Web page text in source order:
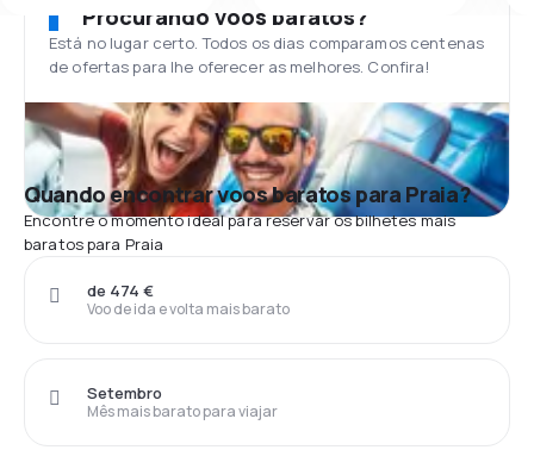
Procurando voos baratos?
Está no lugar certo. Todos os dias comparamos centenas
de ofertas para lhe oferecer as melhores. Confira!
Quando encontrar voos baratos para Praia?
Encontre o momento ideal para reservar os bilhetes mais
baratos para Praia
Voo de ida e volta mais barato
de 474 €
Mês mais barato para viajar
Setembro